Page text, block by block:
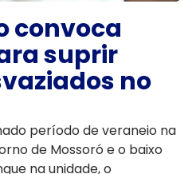
convoca
suprir
no
período de veraneio na
de Mossoró e o baixo
na unidade, o